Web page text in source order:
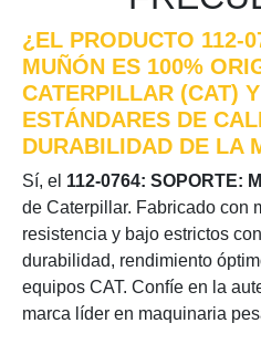
¿EL PRODUCTO 112-
MUÑÓN ES 100%
CATERPILLAR (CAT)
ESTÁNDARES DE
DURABILIDAD DE LA
Sí, el 112-0764: SOPORTE:
de Caterpillar. Fabricado con
resistencia y bajo estrictos
durabilidad, rendimiento
equipos CAT. Confíe en la
marca líder en maquinaria